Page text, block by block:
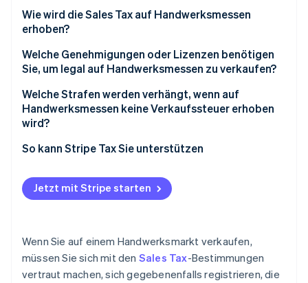
Wie wird die Sales Tax auf Handwerksmessen
erhoben?
Welche Genehmigungen oder Lizenzen benötigen
Sie, um legal auf Handwerksmessen zu verkaufen?
Welche Strafen werden verhängt, wenn auf
Handwerksmessen keine Verkaufssteuer erhoben
wird?
So kann Stripe Tax Sie unterstützen
Jetzt mit Stripe starten
Wenn Sie auf einem Handwerksmarkt verkaufen,
müssen Sie sich mit den Sales Tax-Bestimmungen
vertraut machen, sich gegebenenfalls registrieren, die